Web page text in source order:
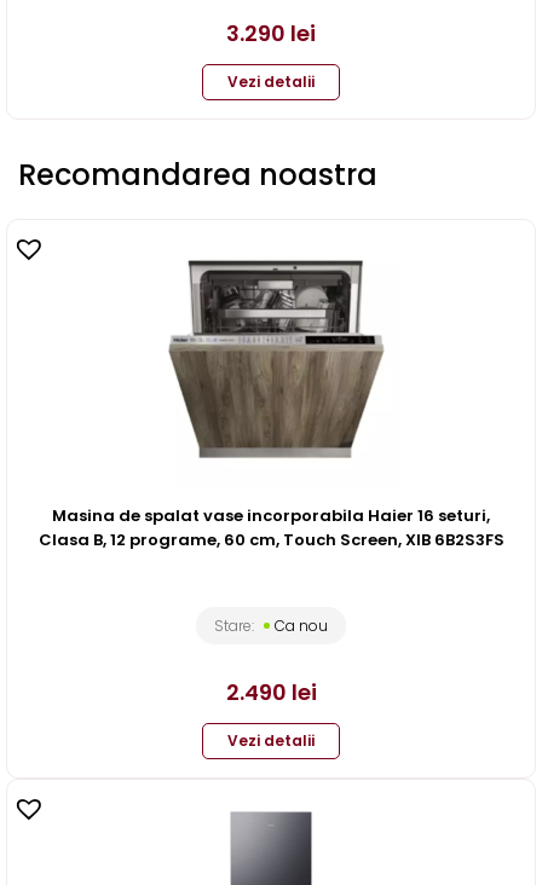
3.290 lei
Vezi detalii
Recomandarea noastra
Masina de spalat vase incorporabila Haier 16 seturi,
Clasa B, 12 programe, 60 cm, Touch Screen, XIB 6B2S3FS
Stare: Ca nou
2.490 lei
Vezi detalii